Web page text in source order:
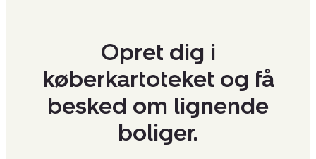
Opret dig i
køberkartoteket og få
besked om lignende
boliger.